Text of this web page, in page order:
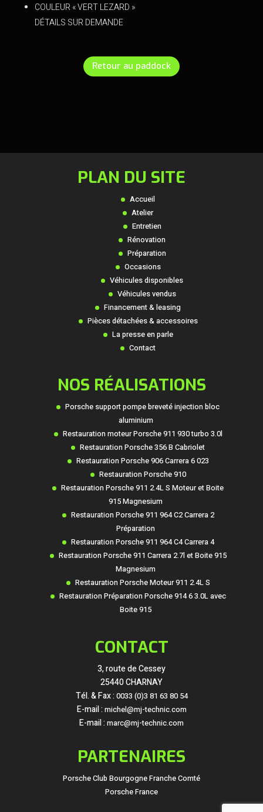
COULEUR « VERT LEZARD »
DÉTAILS SUR DEMANDE
Retour au paddock
PLAN DU SITE
Accueil
Atelier
Entretien
Rénovation
Préparation
Occasions
Véhicules disponibles
Véhicules vendus
Financement & leasing
Pièces détachées & accessoires
La presse en parle
Contact
NOS RÉALISATIONS
Porsche support pompe breveté injection bloc
aluminium
Restauration moteur Porsche 911 930 turbo 3.0l
Restauration Porsche 356 B Cabriolet
Restauration Porsche 906 Carrera 6 023
Restauration Porsche 910
Restauration Porsche 911 2.4L S Moteur et Boite
915 Magnesium
Restauration Porsche 911 964 C2 Carrera 2
Préparation
Restauration Porsche 911 964 C4 Carrera 4
Restauration Porsche 911 Carrera 2.7l et Boite 915
Magnesium
Restauration Porsche Moteur 911 2.4L S
Restauration Préparation Porsche 914 6 3.0L avec
Boite 915
CONTACT
3, route de Cessey
25440 CHARNAY
Tél. & Fax : 0033 (0)3 81 63 80 54
E-mail : michel@mj-technic.com
E-mail : marc@mj-technic.com
PARTENAIRES
Porsche Club Bourgogne Franche Comté
Porsche France